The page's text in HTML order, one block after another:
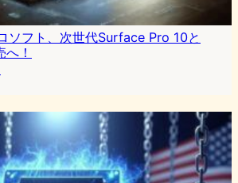
ソフト、次世代Surface Pro 10と
！